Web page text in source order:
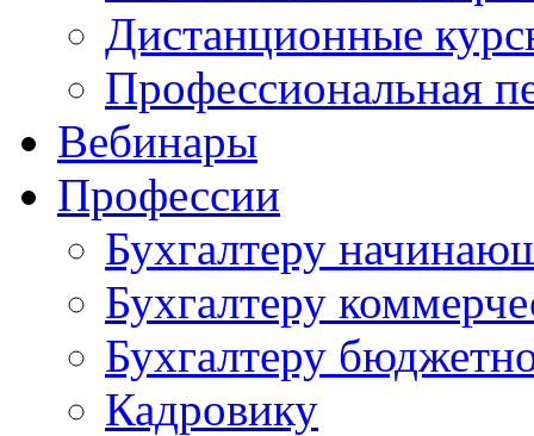
Дистанционные
Профессиональная
Вебинары
Профессии
Бухгалтеру
Бухгалтеру
Бухгалтеру
Кадровику